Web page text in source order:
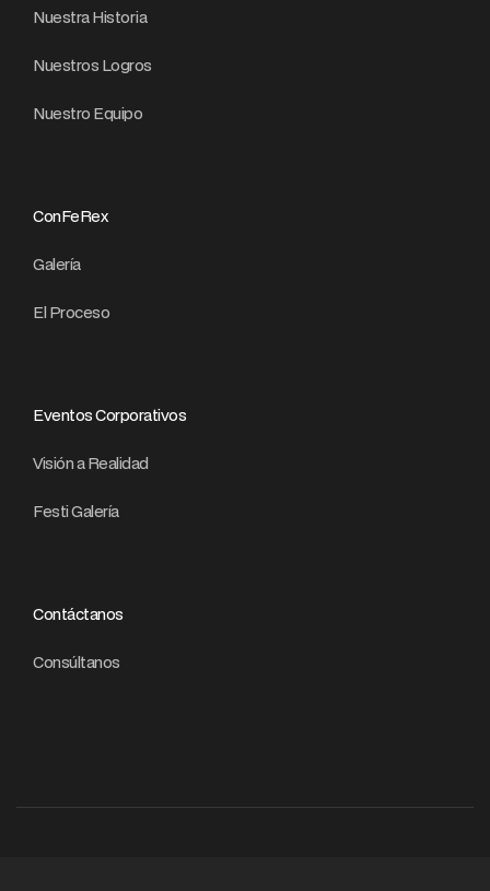
Nuestra Historia
Nuestros Logros
Nuestro Equipo
ConFeRex
Galería
El Proceso
Eventos Corporativos
Visión a Realidad
Festi Galería
Contáctanos
Consúltanos